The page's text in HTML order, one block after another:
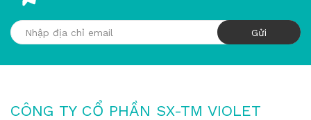
CÔNG TY CỔ PHẦN SX-TM VIOLET